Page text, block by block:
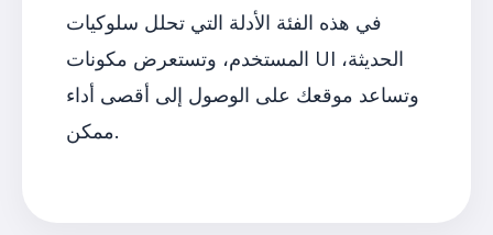
في هذه الفئة الأدلة التي تحلل سلوكيات
المستخدم، وتستعرض مكونات UI الحديثة،
وتساعد موقعك على الوصول إلى أقصى أداء
ممكن.